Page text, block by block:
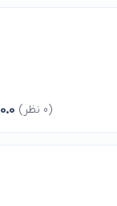
0.0 (0 نظر)